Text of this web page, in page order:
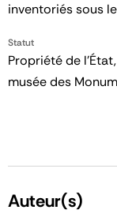
inventoriés sous
Statut
Propriété de
musée des
Auteur(s)